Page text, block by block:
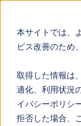
本サイトでは、
ビス改善のため
取得した情報は
適化、利用状況
イバシーポリシ
拒否した場合、
地域みら
地域みら
学校を探